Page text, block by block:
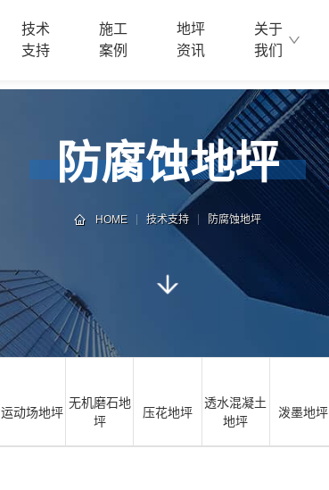
技术
支持
施工
案例
地坪
资讯
关于
我们
防腐蚀地坪
HOME 技术支持 防腐蚀地坪
运动场地坪
无机磨石地
坪
压花地坪
透水混凝土
地坪
泼墨地坪